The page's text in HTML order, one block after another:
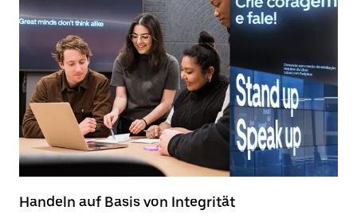
Handeln auf Basis von Integrität